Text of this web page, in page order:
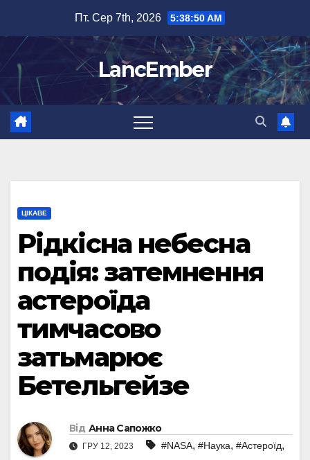
вмісту
Пт. Сер 7th, 2026 5:38:51 AM
LancEmber
ЦІКАВЕ
Рідкісна небесна
подія: затемнення
астероїда
тимчасово
затьмарює
Бетельгейзе
Від Анна Сапожко
ГРУ 12, 2023 #NASA, #Наука, #Астероїд,